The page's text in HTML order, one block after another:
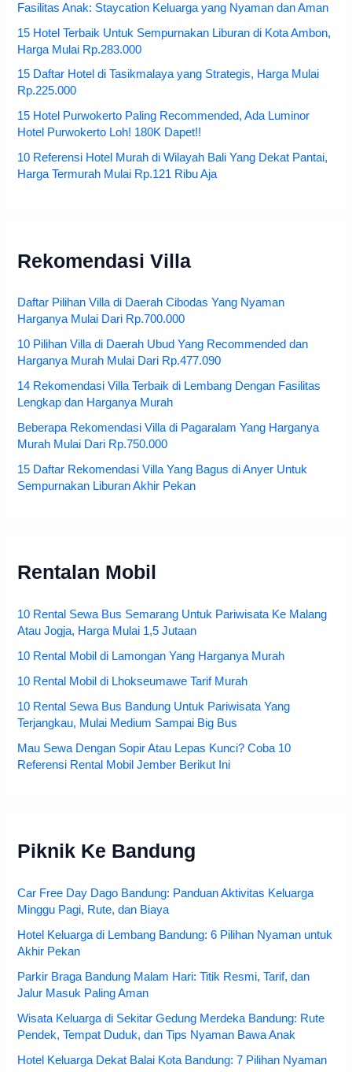
Fasilitas Anak: Staycation Keluarga yang Nyaman dan Aman
15 Hotel Terbaik Untuk Sempurnakan Liburan di Kota Ambon,
Harga Mulai Rp.283.000
15 Daftar Hotel di Tasikmalaya yang Strategis, Harga Mulai
Rp.225.000
15 Hotel Purwokerto Paling Recommended, Ada Luminor
Hotel Purwokerto Loh! 180K Dapet!!
10 Referensi Hotel Murah di Wilayah Bali Yang Dekat Pantai,
Harga Termurah Mulai Rp.121 Ribu Aja
Rekomendasi Villa
Daftar Pilihan Villa di Daerah Cibodas Yang Nyaman
Harganya Mulai Dari Rp.700.000
10 Pilihan Villa di Daerah Ubud Yang Recommended dan
Harganya Murah Mulai Dari Rp.477.090
14 Rekomendasi Villa Terbaik di Lembang Dengan Fasilitas
Lengkap dan Harganya Murah
Beberapa Rekomendasi Villa di Pagaralam Yang Harganya
Murah Mulai Dari Rp.750.000
15 Daftar Rekomendasi Villa Yang Bagus di Anyer Untuk
Sempurnakan Liburan Akhir Pekan
Rentalan Mobil
10 Rental Sewa Bus Semarang Untuk Pariwisata Ke Malang
Atau Jogja, Harga Mulai 1,5 Jutaan
10 Rental Mobil di Lamongan Yang Harganya Murah
10 Rental Mobil di Lhokseumawe Tarif Murah
10 Rental Sewa Bus Bandung Untuk Pariwisata Yang
Terjangkau, Mulai Medium Sampai Big Bus
Mau Sewa Dengan Sopir Atau Lepas Kunci? Coba 10
Referensi Rental Mobil Jember Berikut Ini
Piknik Ke Bandung
Car Free Day Dago Bandung: Panduan Aktivitas Keluarga
Minggu Pagi, Rute, dan Biaya
Hotel Keluarga di Lembang Bandung: 6 Pilihan Nyaman untuk
Akhir Pekan
Parkir Braga Bandung Malam Hari: Titik Resmi, Tarif, dan
Jalur Masuk Paling Aman
Wisata Keluarga di Sekitar Gedung Merdeka Bandung: Rute
Pendek, Tempat Duduk, dan Tips Nyaman Bawa Anak
Hotel Keluarga Dekat Balai Kota Bandung: 7 Pilihan Nyaman